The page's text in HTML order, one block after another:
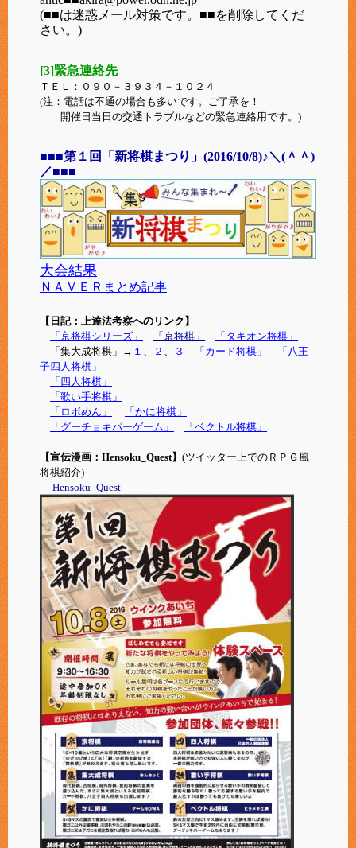
(■■は迷惑メール対策です。■■を削除してくだ
さい。)
[3]緊急連絡先
ＴＥＬ：０９０－３９３４－１０２４
(注：電話は不通の場合も多いです。ご了承を！
開催日当日の交通トラブルなどの緊急連絡用です。)
■■■第１回「新将棋まつり」(2016/10/8)♪＼(＾＾)
／■■■
大会結果
ＮＡＶＥＲまとめ記事
【日記：上達法考察へのリンク】
「京将棋シリーズ」
「京将棋」
「タキオン将棋」
「集大成将棋」→ １ 、 ２ 、 ３ 「カード将棋」
「八王
子四人将棋」
「四人将棋」
「歌い手将棋」
「ロボめん」
「かに将棋」
「グーチョキパーゲーム」
「ベクトル将棋」
【宣伝漫画：Hensoku_Quest】 (ツイッター上でのＲＰＧ風
将棋紹介)
Hensoku_Quest